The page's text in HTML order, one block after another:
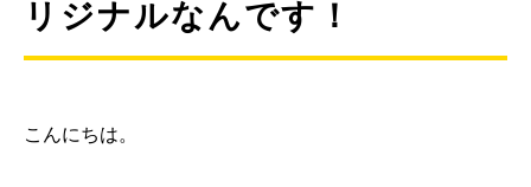
リジナルなんです！
こんにちは。